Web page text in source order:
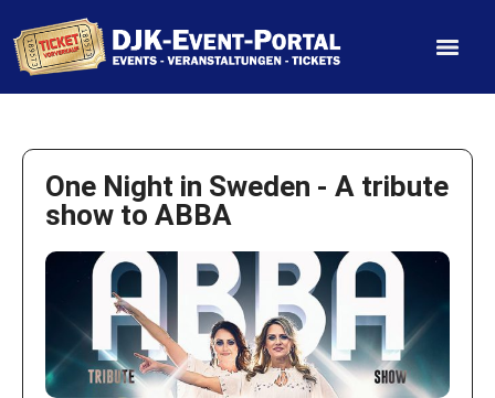
One Night in Sweden - A tribute
show to ABBA